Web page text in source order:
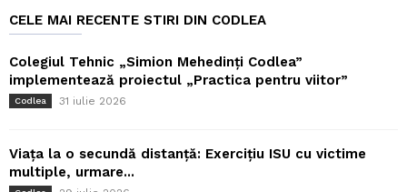
CELE MAI RECENTE STIRI DIN CODLEA
Colegiul Tehnic „Simion Mehedinți Codlea”
implementează proiectul „Practica pentru viitor”
Codlea 31 iulie 2026
Viața la o secundă distanță: Exercițiu ISU cu victime
multiple, urmare...